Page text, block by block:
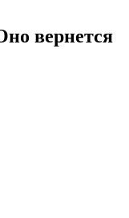
вернется